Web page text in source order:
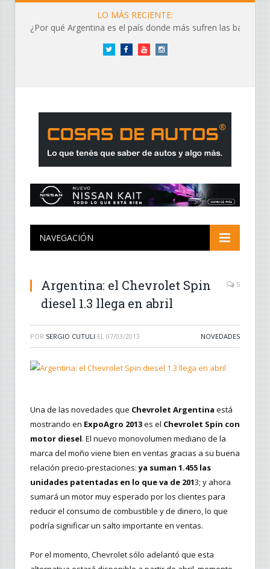
LO MÁS RECIENTE:
¿Por qué Argentina es el país donde más sufren las baterías?
Twitter FacebookYouTubeInstagram
NAVEGACIÓN
Argentina: el Chevrolet Spin
diesel 1.3 llega en abril
5
POR SERGIO CUTULI EL 07/03/2013 NOVEDADES
Una de las novedades que Chevrolet Argentina está
mostrando en ExpoAgro 2013es el Chevrolet Spin con
motor diesel. El nuevo monovolumen mediano de la
marca del moño viene bien en ventas gracias a su buena
relación precio-prestaciones:ya suman 1.455 las
unidades patentadas en lo que va de 2013; y ahora
sumará un motor muy esperado por los clientes para
reducir el consumo de combustible y de dinero, lo que
podría significar un salto importante en ventas.
Por el momento, Chevrolet sólo adelantó que esta